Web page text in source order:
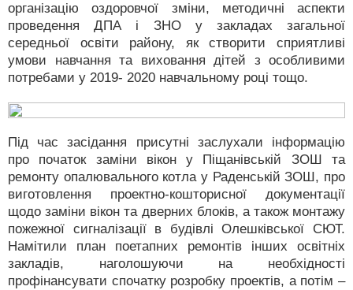
організацію оздоровчої зміни, методичні аспекти
проведення ДПА і ЗНО у закладах загальної
середньої освіти району, як створити сприятливі
умови навчання та виховання дітей з особливими
потребами у 2019- 2020 навчальному році тощо.
Під час засідання присутні заслухали інформацію
про початок заміни вікон у Піщанівській ЗОШ та
ремонту опалювального котла у Раденській ЗОШ, про
виготовлення проектно-кошторисної документації
щодо заміни вікон та дверних блоків, а також монтажу
пожежної сигналізації в будівлі Олешківської СЮТ.
Намітили план поетапних ремонтів інших освітніх
закладів, наголошуючи на необхідності
профінансувати спочатку розробку проектів, а потім –